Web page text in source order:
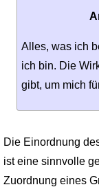
Alles, was ich
ich bin. Die
gibt, um mich
Die Einordnung
ist eine sinnvolle
Zuordnung eines